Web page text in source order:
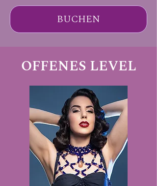
BUCHEN
OFFENES LEVEL